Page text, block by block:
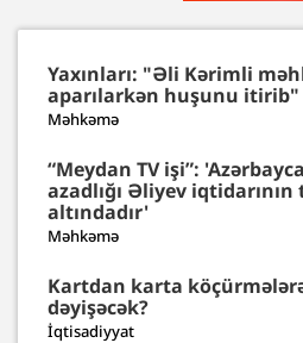
Yaxınları: "Əli Kərimli
aparılarkən huşunu itirib"
Məhkəmə
“Meydan TV işi”:
azadlığı Əliyev iqtidarının
altındadır'
Məhkəmə
Kartdan karta
dəyişəcək?
İqtisadiyyat